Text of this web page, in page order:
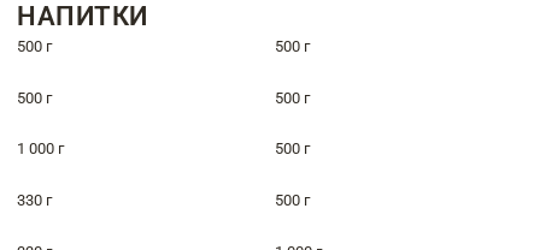
НАПИТКИ
500 г 500 г
500 г 500 г
1 000 г 500 г
330 г 500 г